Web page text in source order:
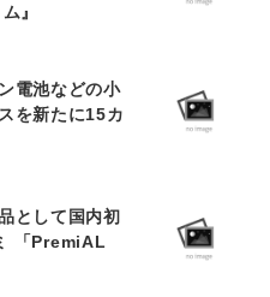
』
電池などの小
を新たに15カ
として国内初
「PremiAL